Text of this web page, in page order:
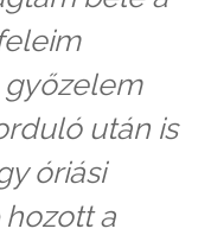
győzelem
után is
óriási
a